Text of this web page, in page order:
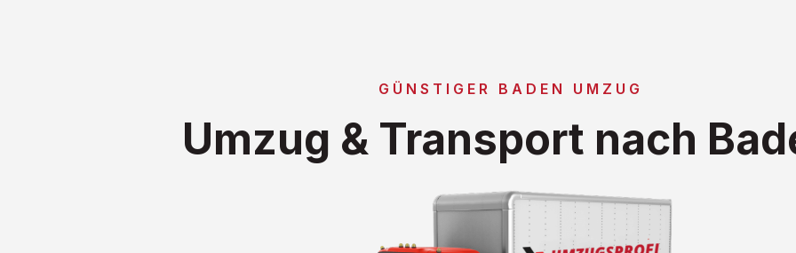
GÜNSTIGER BADEN UMZUG
Umzug & Transport nach